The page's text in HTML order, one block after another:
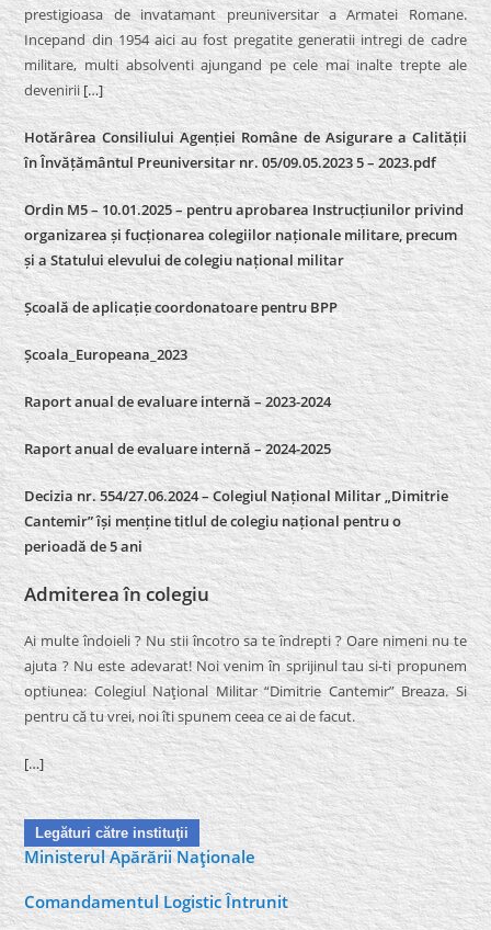
prestigioasa de invatamant preuniversitar a Armatei Romane.
Incepand din 1954 aici au fost pregatite generatii intregi de cadre
militare, multi absolventi ajungand pe cele mai inalte trepte ale
devenirii […]
Hotărârea Consiliului Agenției Române de Asigurare a Calității
în Învățământul Preuniversitar nr. 05/09.05.2023 5 – 2023.pdf
Ordin M5 – 10.01.2025 – pentru aprobarea Instrucțiunilor privind
organizarea și fucționarea colegiilor naționale militare, precum
și a Statului elevului de colegiu național militar
Școală de aplicație coordonatoare pentru BPP
Școala_Europeana_2023
Raport anual de evaluare internă – 2023-2024
Raport anual de evaluare internă –2024-2025
Decizia nr. 554/27.06.2024 – Colegiul Național Militar „Dimitrie
Cantemir” își menține titlul de colegiu național pentru o
perioadă de 5 ani
Admiterea în colegiu
Ai multe îndoieli ? Nu stii încotro sa te îndrepti ? Oare nimeni nu te
ajuta ? Nu este adevarat! Noi venim în sprijinul tau si-ti propunem
optiunea: Colegiul Naţional Militar “Dimitrie Cantemir” Breaza. Si
pentru că tu vrei, noi îti spunem ceea ce ai de facut.
[…]
Legături către instituţii
Ministerul Apărării Naţionale
Comandamentul Logistic Întrunit